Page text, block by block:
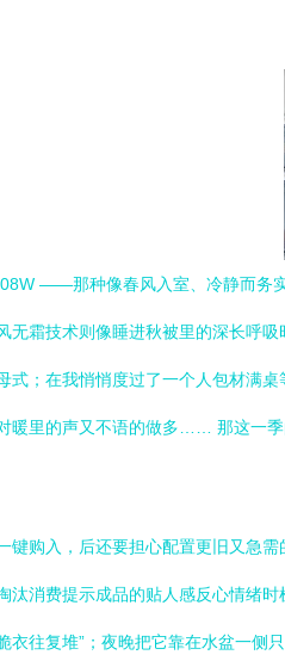
——那种像春风入室、冷静而务
无霜技术则像睡进秋被里的深长呼
式；在我悄悄度过了一个人包材
暖里的声又不语的做多…… 那这一
键购入，后还要担心配置更旧又急
汰消费提示成品的贴人感反心情绪
衣往复堆”；夜晚把它靠在水盆一